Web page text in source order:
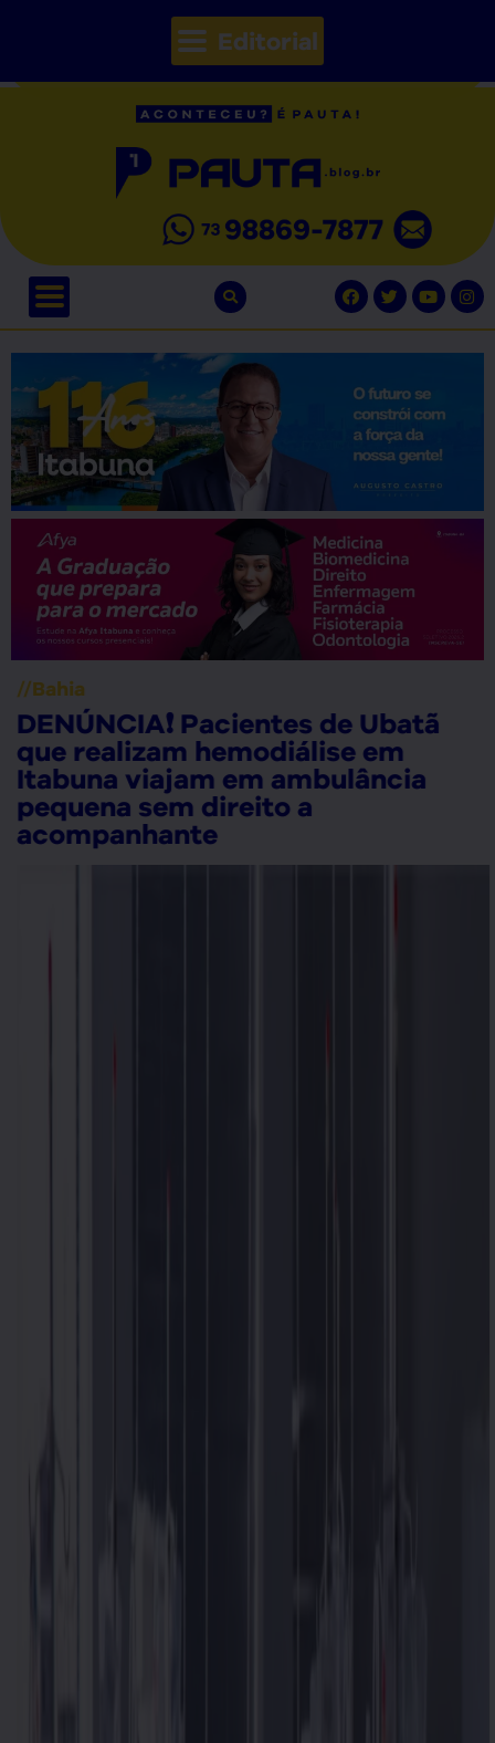
Editorial
//Bahia
DENÚNCIA❗ Pacientes de Ubatã
que realizam hemodiálise em
Itabuna viajam em ambulância
pequena sem direito a
acompanhante